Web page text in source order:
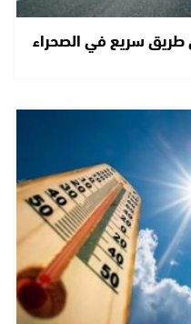
سريع في الصحراء